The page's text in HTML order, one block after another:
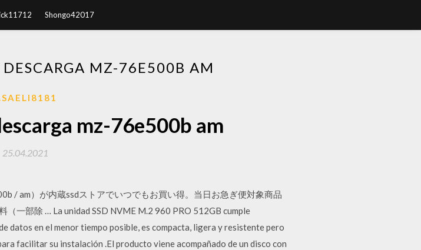
Shongo42017
MZ-76E500B AM
mz-76e500b am
25.04.2021
/ am）が内蔵ssdストアでいつでもお買い得。当日お急ぎ便対象商品
一部除 … La unidad SSD NVME M.2 960 PRO 512GB cumple
datos en el menor tiempo posible, es compacta, ligera y resistente pero
facilitar su instalación .El producto viene acompañado de un disco con